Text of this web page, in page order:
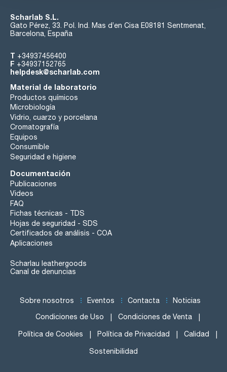
Scharlab S.L.
Gato Pérez, 33. Pol. Ind. Mas d’en Cisa E08181 Sentmenat,
Barcelona, España
T +34937456400
F +34937152765
helpdesk@scharlab.com
Material de laboratorio
Productos químicos
Microbiología
Vidrio, cuarzo y porcelana
Cromatografía
Equipos
Consumible
Seguridad e higiene
Documentación
Publicaciones
Videos
FAQ
Fichas técnicas - TDS
Hojas de seguridad - SDS
Certificados de análisis - COA
Aplicaciones
Scharlau leathergoods
Canal de denuncias
Sobre nosotros Eventos Contacta Noticias
Condiciones de Uso Condiciones de Venta
Política de Cookies Política de Privacidad Calidad
Sostenibilidad